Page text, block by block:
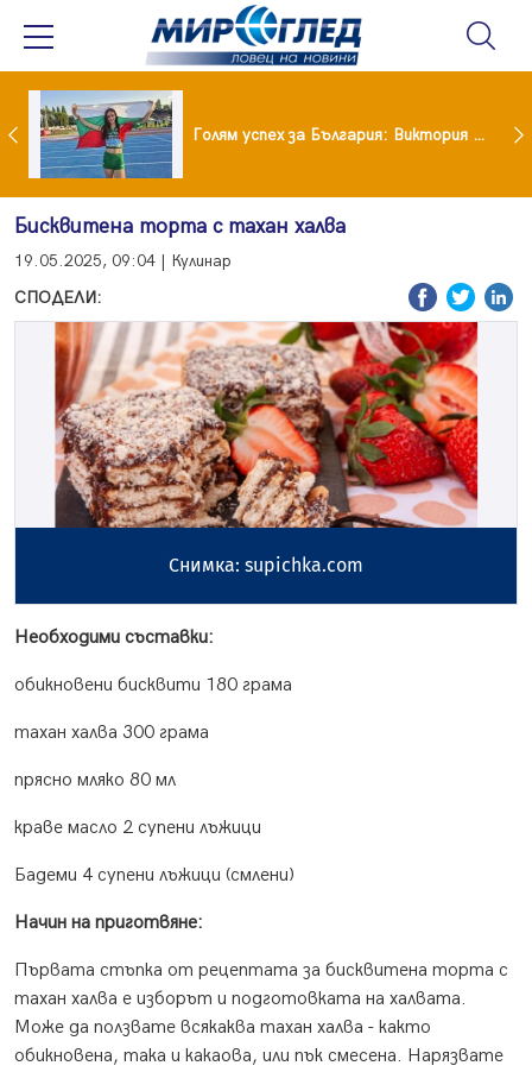
Когато всичко те дразни: тези трикове променят настроението за минути Голям успех за България: Виктория Ангелова грабна световна титла в тройния скок
Бисквитена торта с тахан халва
19.05.2025, 09:04 | Кулинар
СПОДЕЛИ:
Снимка: supichka.com
Необходими съставки:
обикновени бисквити 180 грама
тахан халва 300 грама
прясно мляко 80 мл
краве масло 2 супени лъжици
Бадеми 4 супени лъжици (смлени)
Начин на приготвяне:
Първата стъпка от рецептата за бисквитена торта с
тахан халва е изборът и подготовката на халвата.
Може да ползвате всякаква тахан халва - както
обикновена, така и какаова, или пък смесена. Нарязвате